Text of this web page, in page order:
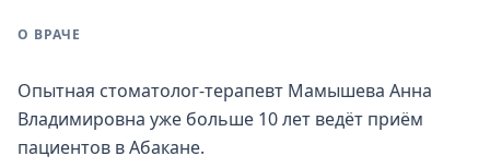
О ВРАЧЕ
Опытная стоматолог-терапевт Мамышева Анна
Владимировна уже больше 10 лет ведёт приём
пациентов в Абакане.